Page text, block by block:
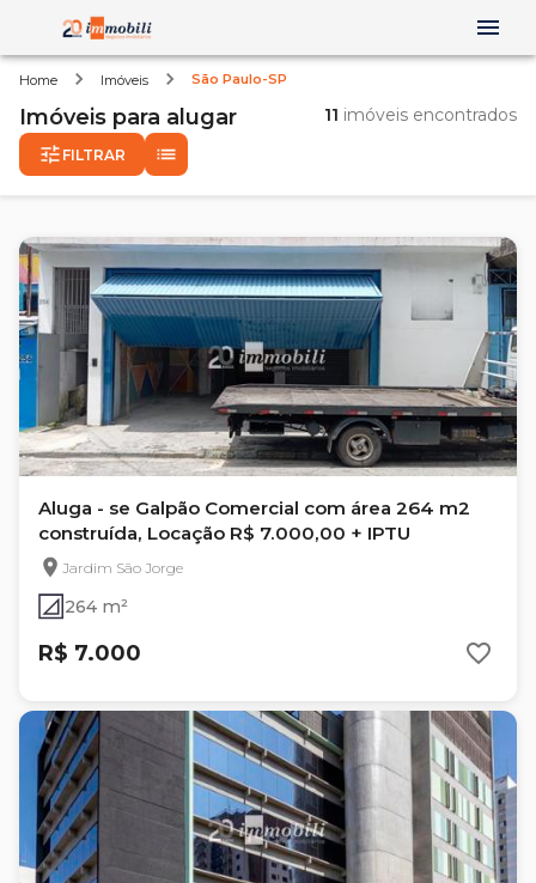
Home Imóveis São Paulo-SP
Imóveis para alugar 11 imóveis encontrados
FILTRAR
Aluga - se Galpão Comercial com área 264 m2
construída, Locação R$ 7.000,00 + IPTU
Jardim São Jorge
264 m²
R$ 7.000